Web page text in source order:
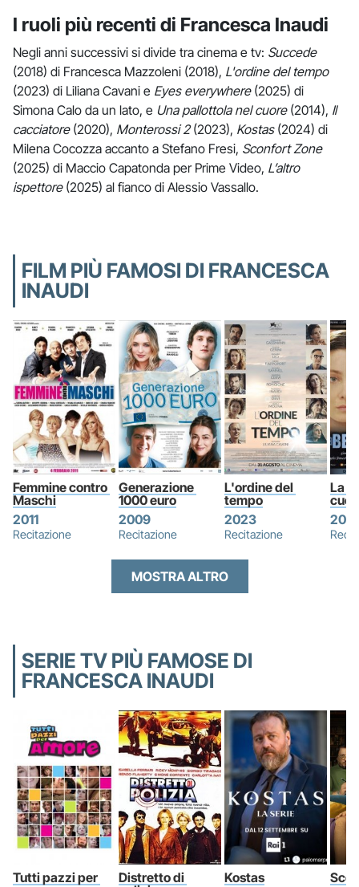
I ruoli più recenti di Francesca Inaudi
Negli anni successivi si divide tra cinema e tv: Succede
(2018) di Francesca Mazzoleni (2018), L'ordine del tempo
(2023) di Liliana Cavani e Eyes everywhere(2025) di
Simona Calo da un lato, e Una pallottola nel cuore(2014), Il
cacciatore(2020), Monterossi 2(2023), Kostas(2024) di
Milena Cocozza accanto a Stefano Fresi, Sconfort Zone
(2025) di Maccio Capatonda per Prime Video, L’altro
ispettore(2025) al fianco di Alessio Vassallo.
FILM PIÙ FAMOSI DI FRANCESCA
INAUDI
Femmine contro
Maschi
2011
Recitazione
Generazione
1000 euro
2009
Recitazione
L'ordine del
tempo
2023
Recitazione
La
MOSTRA ALTRO
SERIE TV PIÙ FAMOSE DI
FRANCESCA INAUDI
Tutti pazzi per
Distretto di
Kostas